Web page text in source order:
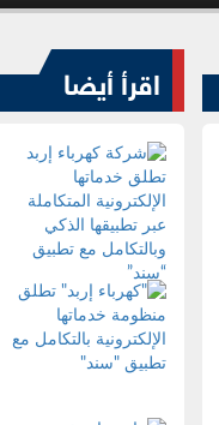
اقرأ أيضا